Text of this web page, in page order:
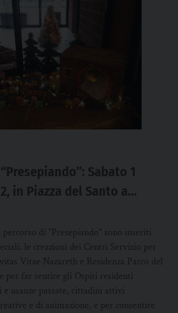
Sabato 1
in Piazza del Santo a
percorso di "Presepiando" sono inseriti
le creazioni dei Centri Servizio per
Vitae Nazareth e Residenza Parco del
per far sentire gli Ospiti residenti
usanze passate, cittadini attivi
e di animazione, e per consentire